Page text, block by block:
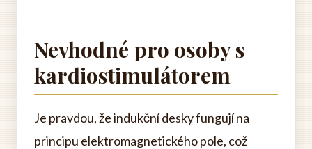
Nevhodné pro osoby s
kardiostimulátorem
Je pravdou, že indukční desky fungují na
principu elektromagnetického pole, což